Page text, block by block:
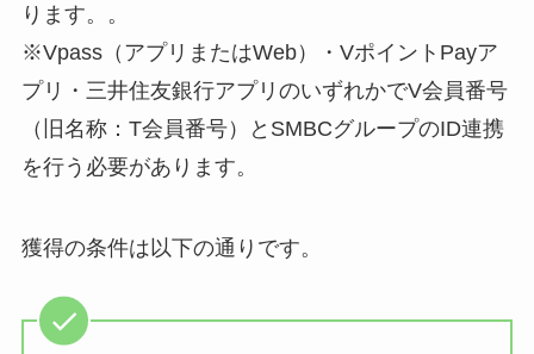
ります。。
※Vpass（アプリまたはWeb）・VポイントPayア
プリ・三井住友銀行アプリのいずれかでV会員番号
（旧名称：T会員番号）とSMBCグループのID連携
を行う必要があります。
獲得の条件は以下の通りです。